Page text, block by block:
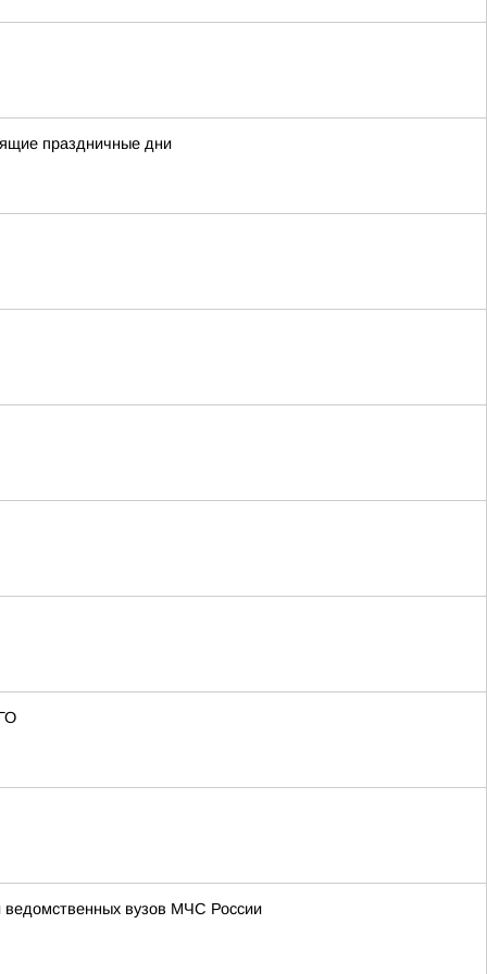
праздничные дни
ведомственных вузов МЧС России